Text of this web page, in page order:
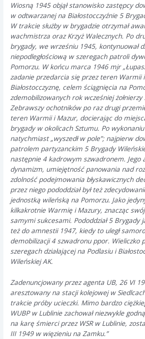
Wiosną 1945 objął stanowisko zastępcy
w odtwarzanej na Białostocczyźnie 5
W trakcie służby w brygadzie otrzymał
wachmistrza oraz Krzyż Walecznych. Po
brygady, we wrześniu 1945, kontynuował
niepodległościową w szeregach patroli
Pomorzu. W końcu marca 1946 mjr
zadanie przedarcia się przez teren Warmii
Białostocczyznę, celem ściągnięcia na
zdemobilizowanych rok wcześniej żołnierzy
Zebrawszy ochotników po raz drugi
teren Warmii i Mazur, docierając do
brygady w okolicach Sztumu. Po
natychmiast „wyszedł w pole”; najpierw
patrolem partyzanckim 5 Brygady
następnie 4 kadrowym szwadronem. Jego
dynamizm, umiejętność panowania nad
zdolność podejmowania błyskawicznych
przez niego pododdział był też
jednostką wileńską na Pomorzu. Jako
kilkakrotnie Warmię i Mazury, znacząc
samymi sukcesami. Pododdział 5 Brygady
też do amnestii 1947, kiedy to uległ
demobilizacji 4 szwadronu ppor. Wieliczko
szeregach działającej na Podlasiu i
Wileńskiej AK.
Zadenuncjowany przez agenta UB, 26 VI
aresztowany na stacji kolejowej w
trakcie próby ucieczki. Mimo bardzo
WUBP w Lublinie zachował niezwykle
na karę śmierci przez WSR w Lublinie,
III 1949 w więzieniu na Zamku.”